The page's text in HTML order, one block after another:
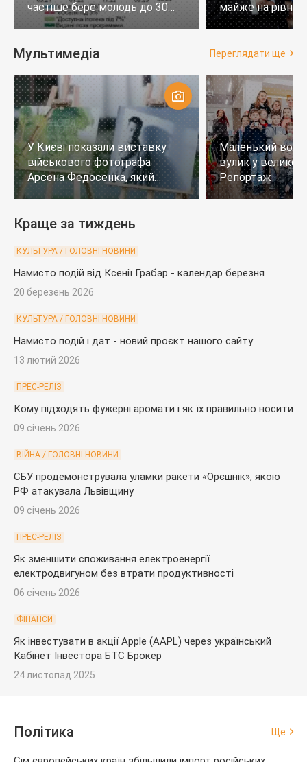
частіше бере молодь до 30
років
майже на
тих, хто не
Мультимедіа Переглядати ще
У Києві показали виставку
військового фотографа
Арсена Федосенка, який
загинув на війні
Маленький
вулик у
Репортаж
Краще за тиждень
КУЛЬТУРА / ГОЛОВНІ НОВИНИ
Намисто подій від Ксенії Грабар - календар березня
20 березень 2026
КУЛЬТУРА / ГОЛОВНІ НОВИНИ
Намисто подій і дат - новий проєкт нашого сайту
13 лютий 2026
ПРЕС-РЕЛІЗ
Кому підходять фужерні аромати і як їх правильно носити
09 січень 2026
ВІЙНА / ГОЛОВНІ НОВИНИ
СБУ продемонструвала уламки ракети «Орєшнік», якою
РФ атакувала Львівщину
09 січень 2026
ПРЕС-РЕЛІЗ
Як зменшити споживання електроенергії
електродвигуном без втрати продуктивності
06 січень 2026
ФІНАНСИ
Як інвестувати в акції Apple (AAPL) через український
Кабінет Інвестора БТС Брокер
24 листопад 2025
Політика Ще